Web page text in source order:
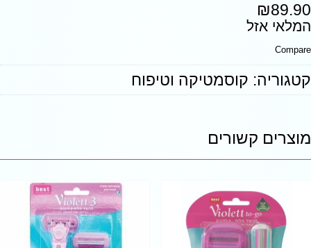
₪89.90
המלאי אזל
Compare
קטגוריה: קוסמטיקה וטיפוח
מוצרים קשורים